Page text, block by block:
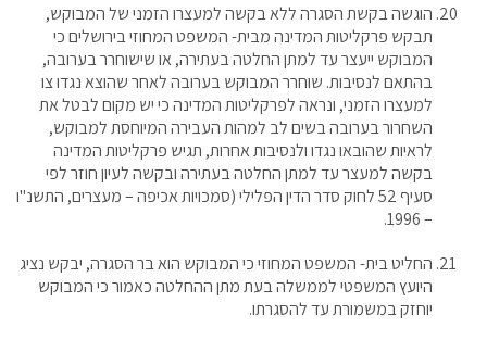
הוגשה בקשת הסגרה ללא בקשה למעצרו הזמני של המבוקש,
תבקש פרקליטות המדינה מבית- המשפט המחוזי בירושלים כי
המבוקש ייעצר עד למתן החלטה בעתירה, או שישוחרר בערובה,
בהתאם לנסיבות. שוחרר המבוקש בערובה לאחר שהוצא נגדו צו
למעצרו הזמני, ונראה לפרקליטות המדינה כי יש מקום לבטל את
השחרור בערובה בשים לב למהות העבירה המיוחסת למבוקש,
לראיות שהובאו נגדו ולנסיבות אחרות, תגיש פרקליטות המדינה
בקשה למעצר עד למתן החלטה בעתירה ובקשה לעיון חוזר לפי
סעיף 52 לחוק סדר הדין הפלילי (סמכויות אכיפה – מעצרים, התשנ"ו
– 1996.
החליט בית- המשפט המחוזי כי המבוקש הוא בר הסגרה, יבקש נציג
היועץ המשפטי לממשלה בעת מתן ההחלטה כאמור כי המבוקש
יוחזק במשמורת עד להסגרתו.